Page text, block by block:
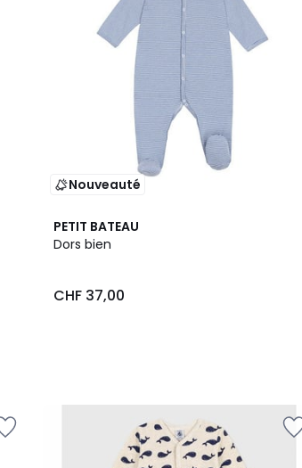
Nouveauté
PETIT BATEAU
Dors bien
CHF 37,00